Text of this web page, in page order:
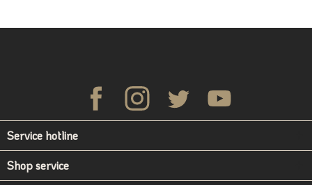
Service hotline
Shop service